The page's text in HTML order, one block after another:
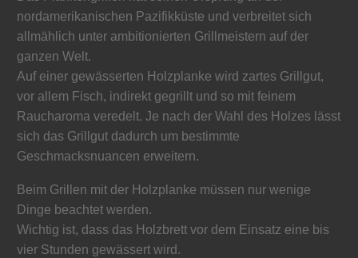
nordamerikanischen Pazifikküste und verbreitet sich
allmählich unter ambitionierten Grillmeistern auf der
ganzen Welt.
Auf einer gewässerten Holzplanke wird zartes Grillgut,
vor allem Fisch, indirekt gegrillt und so mit feinem
Raucharoma veredelt. Je nach der Wahl des Holzes lässt
sich das Grillgut dadurch um bestimmte
Geschmacksnuancen erweitern.
Beim Grillen mit der Holzplanke müssen nur wenige
Dinge beachtet werden.
Wichtig ist, dass das Holzbrett vor dem Einsatz eine bis
vier Stunden gewässert wird.